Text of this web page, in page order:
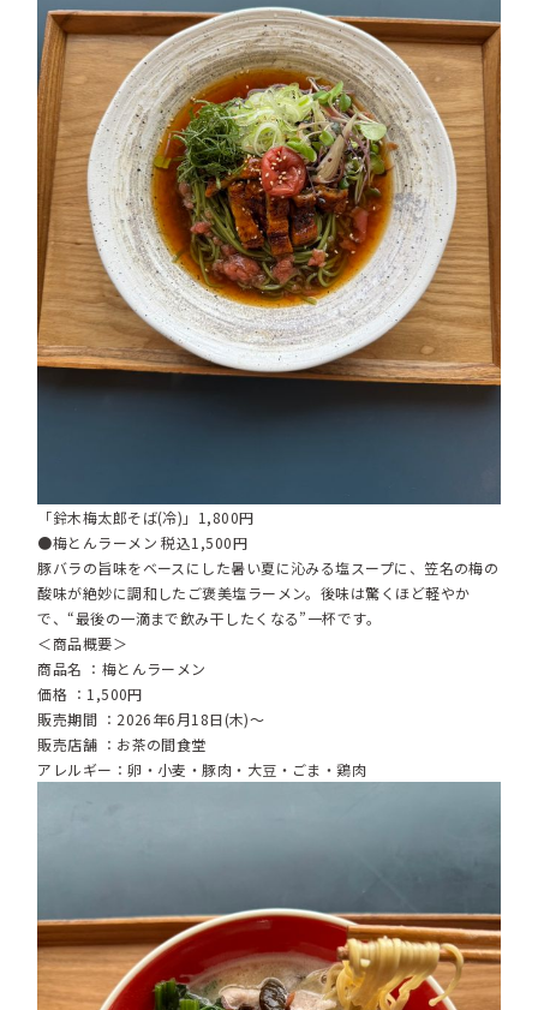
「鈴木梅太郎そば(冷)」1,800円
●梅とんラーメン 税込1,500円
豚バラの旨味をベースにした暑い夏に沁みる塩スープに、笠名の梅の
酸味が絶妙に調和したご褒美塩ラーメン。後味は驚くほど軽やか
で、“最後の一滴まで飲み干したくなる”一杯です。
＜商品概要＞
商品名 ：梅とんラーメン
価格 ：1,500円
販売期間 ：2026年6月18日(木)～
販売店舗 ：お茶の間食堂
アレルギー：卵・小麦・豚肉・大豆・ごま・鶏肉